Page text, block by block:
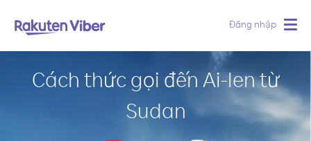
Đăng nhập
Cách thức gọi đến Ai-len từ
Sudan